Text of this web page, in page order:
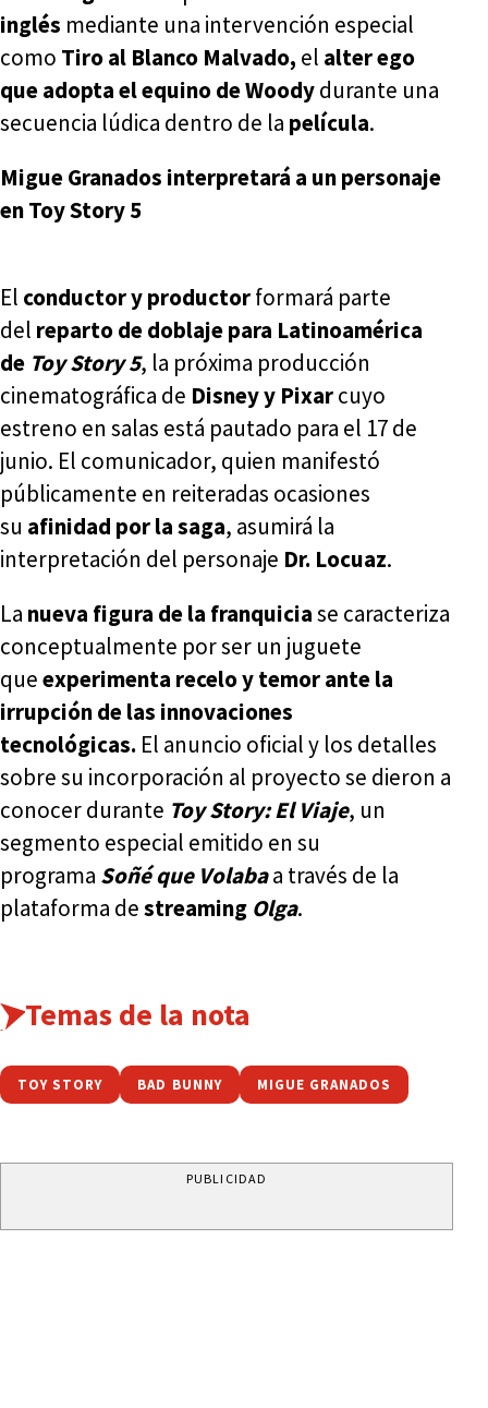
inglés mediante una intervención especial
como Tiro al Blanco Malvado, el alter ego
que adopta el equino de Woodydurante una
secuencia lúdica dentro de la película.
Migue Granados interpretará a un personaje
en Toy Story 5
El conductor y productorformará parte
del reparto de doblaje para Latinoamérica
de Toy Story 5, la próxima producción
cinematográfica de Disney y Pixarcuyo
estreno en salas está pautado para el 17 de
junio. El comunicador, quien manifestó
públicamente en reiteradas ocasiones
su afinidad por la saga, asumirá la
interpretación del personaje Dr. Locuaz.
La nueva figura de la franquiciase caracteriza
conceptualmente por ser un juguete
queexperimenta recelo y temor ante la
irrupción de las innovaciones
tecnológicas. El anuncio oficial y los detalles
sobre su incorporación al proyecto se dieron a
conocer durante Toy Story: El Viaje, un
segmento especial emitido en su
programa Soñé que Volabaa través de la
plataforma destreaming Olga.
Temas de la nota
TOY STORY BAD BUNNY MIGUE GRANADOS
PUBLICIDAD